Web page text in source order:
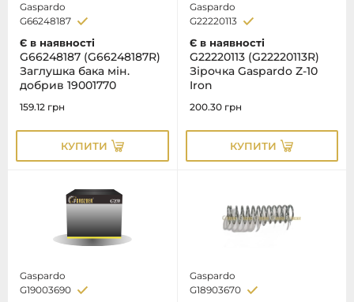
Gaspardo
G66248187
Є в наявності
G66248187 (G66248187R)
Заглушка бака мін.
добрив 19001770
159.12 грн
КУПИТИ
Gaspardo
G22220113
Є в наявності
G22220113 (G22220113R)
Зірочка Gaspardo Z-10
Iron
200.30 грн
КУПИТИ
Gaspardo
G19003690
Gaspardo
G18903670